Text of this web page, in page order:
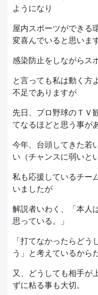
ようになり
屋内スポーツができる
変喜んでいると思います
感染防止をしながらス
と言っても私は動く方
不足でありますが
先日、プロ野球のＴＶ
てなるほどと思う事が
今年、台頭してきた若
い（チャンスに弱いと
私も応援しているチー
いましたが
解説者いわく、「本人
思っている。」
「打てなかったらどう
う」と考えているから
又、どうしても相手が
ずに粘る事も大切。